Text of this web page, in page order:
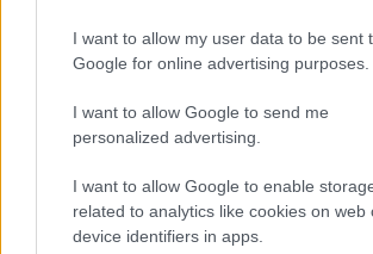
I want to allow my user data to be sent
Google for online advertising purposes.
I want to allow Google to send me
personalized advertising.
I want to allow Google to enable
related to analytics like cookies on web
device identifiers in apps.
Συγκεκριμένα, το υπό συζήτηση
προβλέπει ότι «ειδικά για
διευθυντές και διευθυντές,
καθορίζεται πρόσθετη αμοιβή
της Γενικής Συνέλευσης
λοιπών θυγατρικών, η οποία
από εισήγηση του Διοικητικού